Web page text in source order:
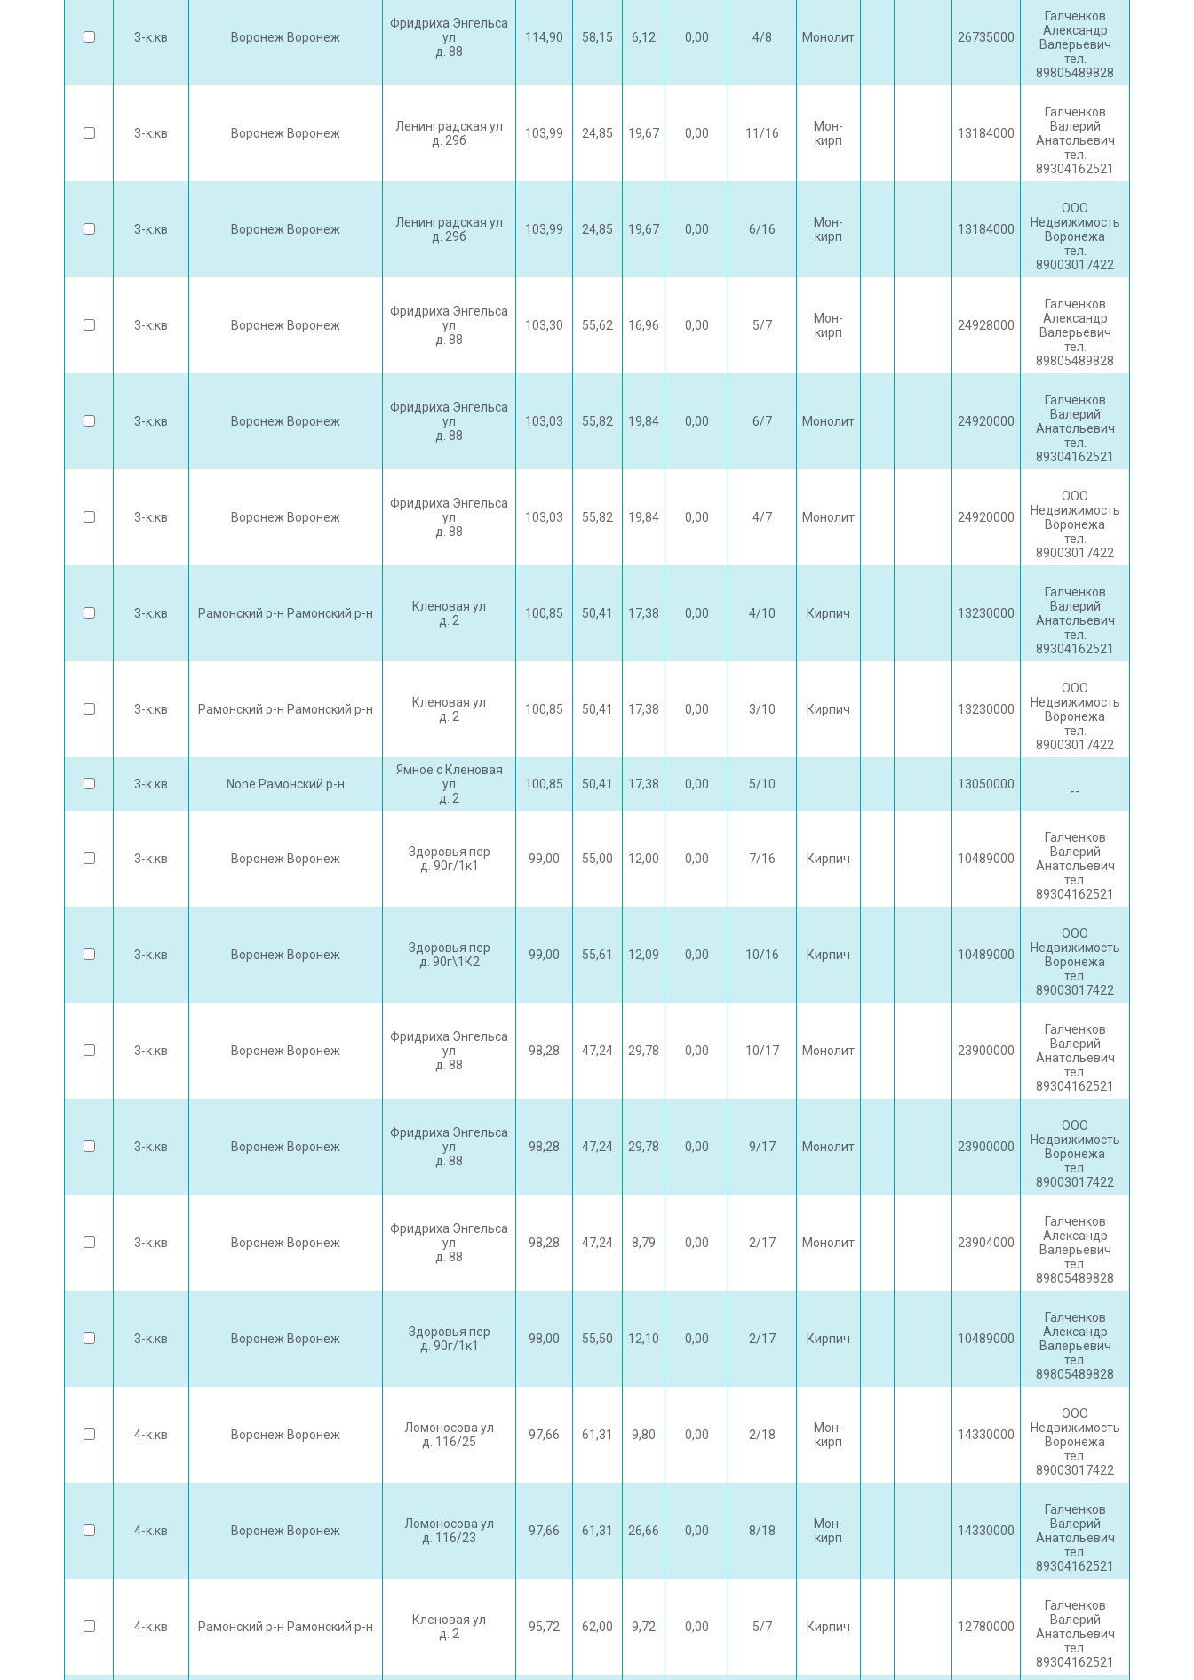
3-к.кв Воронеж Воронеж
Фридриха Энгельса
ул
д. 88
114,90 58,15 6,12 0,00 4/8 Монолит 26735000
Галченков
Александр
Валерьевич
тел.
89805489828
3-к.кв Воронеж Воронеж
Ленинградская ул
д. 29б
103,99 24,85 19,67 0,00 11/16
Мон-
кирп
13184000
Галченков
Валерий
Анатольевич
тел.
89304162521
3-к.кв Воронеж Воронеж
Ленинградская ул
д. 29б
103,99 24,85 19,67 0,00 6/16
Мон-
кирп
13184000
ООО
Недвижимость
Воронежа
тел.
89003017422
3-к.кв Воронеж Воронеж
Фридриха Энгельса
ул
д. 88
103,30 55,62 16,96 0,00 5/7
Мон-
кирп
24928000
Галченков
Александр
Валерьевич
тел.
89805489828
3-к.кв Воронеж Воронеж
Фридриха Энгельса
ул
д. 88
103,03 55,82 19,84 0,00 6/7 Монолит 24920000
Галченков
Валерий
Анатольевич
тел.
89304162521
3-к.кв Воронеж Воронеж
Фридриха Энгельса
ул
д. 88
103,03 55,82 19,84 0,00 4/7 Монолит 24920000
ООО
Недвижимость
Воронежа
тел.
89003017422
3-к.кв Рамонский р-н Рамонский р-н
Кленовая ул
д. 2
100,85 50,41 17,38 0,00 4/10 Кирпич 13230000
Галченков
Валерий
Анатольевич
тел.
89304162521
3-к.кв Рамонский р-н Рамонский р-н
Кленовая ул
д. 2
100,85 50,41 17,38 0,00 3/10 Кирпич 13230000
ООО
Недвижимость
Воронежа
тел.
89003017422
3-к.кв None Рамонский р-н
Ямное с Кленовая
ул
д. 2
100,85 50,41 17,38 0,00 5/10 13050000 --
3-к.кв Воронеж Воронеж
Здоровья пер
д. 90г/1к1
99,00 55,00 12,00 0,00 7/16 Кирпич 10489000
Галченков
Валерий
Анатольевич
тел.
89304162521
3-к.кв Воронеж Воронеж
Здоровья пер
д. 90г\1К2
99,00 55,61 12,09 0,00 10/16 Кирпич 10489000
ООО
Недвижимость
Воронежа
тел.
89003017422
3-к.кв Воронеж Воронеж
Фридриха Энгельса
ул
д. 88
98,28 47,24 29,78 0,00 10/17 Монолит 23900000
Галченков
Валерий
Анатольевич
тел.
89304162521
3-к.кв Воронеж Воронеж
Фридриха Энгельса
ул
д. 88
98,28 47,24 29,78 0,00 9/17 Монолит 23900000
ООО
Недвижимость
Воронежа
тел.
89003017422
3-к.кв Воронеж Воронеж
Фридриха Энгельса
ул
д. 88
98,28 47,24 8,79 0,00 2/17 Монолит 23904000
Галченков
Александр
Валерьевич
тел.
89805489828
3-к.кв Воронеж Воронеж
Здоровья пер
д. 90г/1к1
98,00 55,50 12,10 0,00 2/17 Кирпич 10489000
Галченков
Александр
Валерьевич
тел.
89805489828
4-к.кв Воронеж Воронеж
Ломоносова ул
д. 116/25
97,66 61,31 9,80 0,00 2/18
Мон-
кирп
14330000
ООО
Недвижимость
Воронежа
тел.
89003017422
4-к.кв Воронеж Воронеж
Ломоносова ул
д. 116/23
97,66 61,31 26,66 0,00 8/18
Мон-
кирп
14330000
Галченков
Валерий
Анатольевич
тел.
89304162521
4-к.кв Рамонский р-н Рамонский р-н
Кленовая ул
д. 2
95,72 62,00 9,72 0,00 5/7 Кирпич 12780000
Галченков
Валерий
Анатольевич
тел.
89304162521